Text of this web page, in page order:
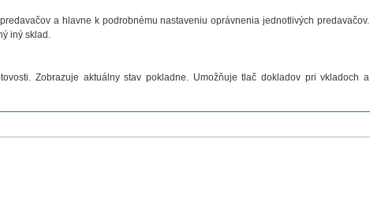
a hlavne k podrobnému nastaveniu oprávnenia jednotlivých predavačov.
iný sklad.
Zobrazuje aktuálny stav pokladne. Umožňuje tlač dokladov pri vkladoch a